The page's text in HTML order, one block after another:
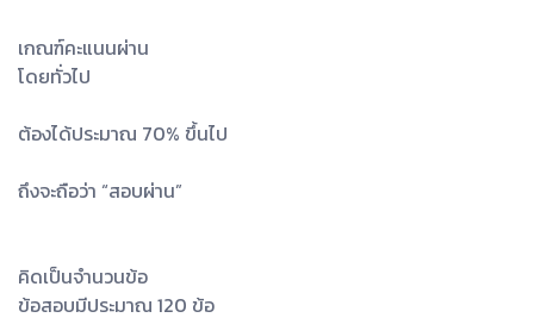
เกณฑ์คะแนนผ่าน
โดยทั่วไป
ต้องได้ประมาณ 70% ขึ้นไป
ถึงจะถือว่า “สอบผ่าน”
คิดเป็นจำนวนข้อ
ข้อสอบมีประมาณ 120 ข้อ